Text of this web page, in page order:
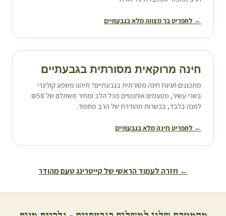
← לתפריט בר מצווה מלא בגבעתיים
חינה מרוקאית מסורתית בגבעתיים
מתכננים חגיגת חינה מסורתית בגבעתיים? תיהנו משפע קולינרי
בשרי עשיר, מטעמים אותנטיים מכל הלב ומחיר משתלם של ₪58
למנה בלבד, בכשרות מהודרת של הרב מחפוד.
← לתפריט חינה מלא בגבעתיים
← חזרה לעמוד הראשי של קייטרינג טעם מהודר